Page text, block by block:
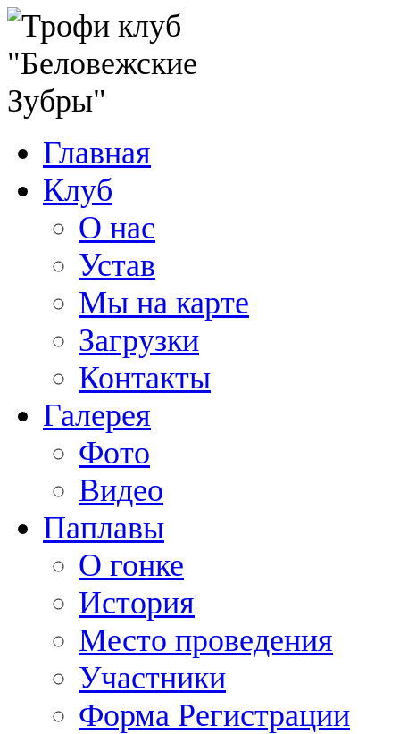
Главная
Клуб
О нас
Устав
Мы на карте
Загрузки
Контакты
Галерея
Фото
Видео
Паплавы
О гонке
История
Место проведения
Участники
Форма Регистрации